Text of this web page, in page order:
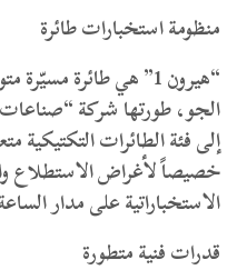
منظومة استخبارات طائرة
“هيرون 1” هي طائرة
خصيصاً لأغراض الاستطلاع
الاستخباراتية على مدار
قدرات فنية متطورة